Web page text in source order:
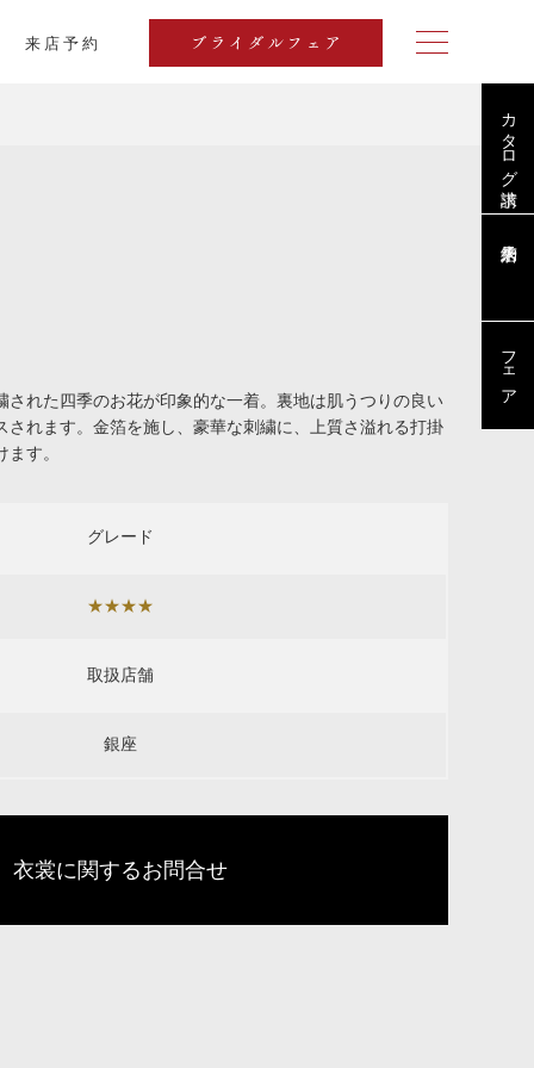
来店予約 ブライダルフェア
カタログ請求
フェア
された四季のお花が印象的な一着。裏地は肌うつりの良い
されます。金箔を施し、豪華な刺繍に、上質さ溢れる打掛
けます。
グレード
★★★★
取扱店舗
銀座
衣裳に関するお問合せ